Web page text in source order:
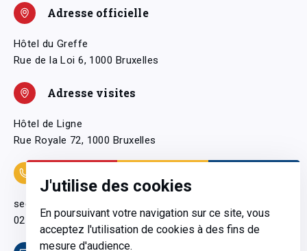
J'utilise des cookies
En poursuivant votre navigation sur ce site, vous
acceptez l'utilisation de cookies à des fins de
mesure d'audience.
Adresse officielle
Hôtel du Greffe
Rue de la Loi 6, 1000 Bruxelles
Adresse visites
Hôtel de Ligne
Rue Royale 72, 1000 Bruxelles
secretariatgeneral@pfwb.be
02 506 38 11